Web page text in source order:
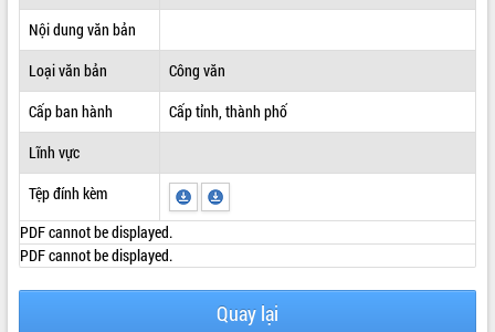
ĐIỂM TIN VĂN BẢN
Nội dung văn bản
Loại văn bản
Công văn
Cấp ban hành
Cấp tỉnh, thành phố
Lĩnh vực
Tệp đính kèm
PDF cannot be displayed.
PDF cannot be displayed.
Quay lại